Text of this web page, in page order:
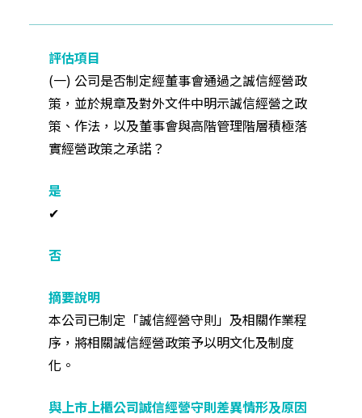
(一) 公司是否制定經董事會通過之誠信經營政
策，並於規章及對外文件中明示誠信經營之政
策、作法，以及董事會與高階管理階層積極落
實經營政策之承諾？
✔
本公司已制定「誠信經營守則」及相關作業程
序，將相關誠信經營政策予以明文化及制度
化。